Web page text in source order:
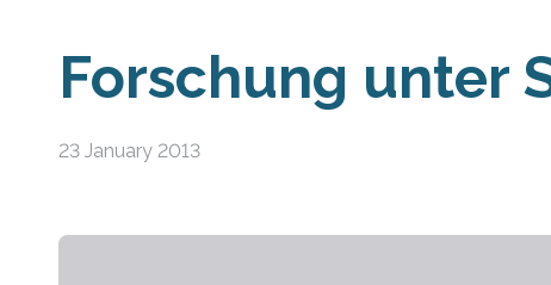
Forschung unter
23 January 2013